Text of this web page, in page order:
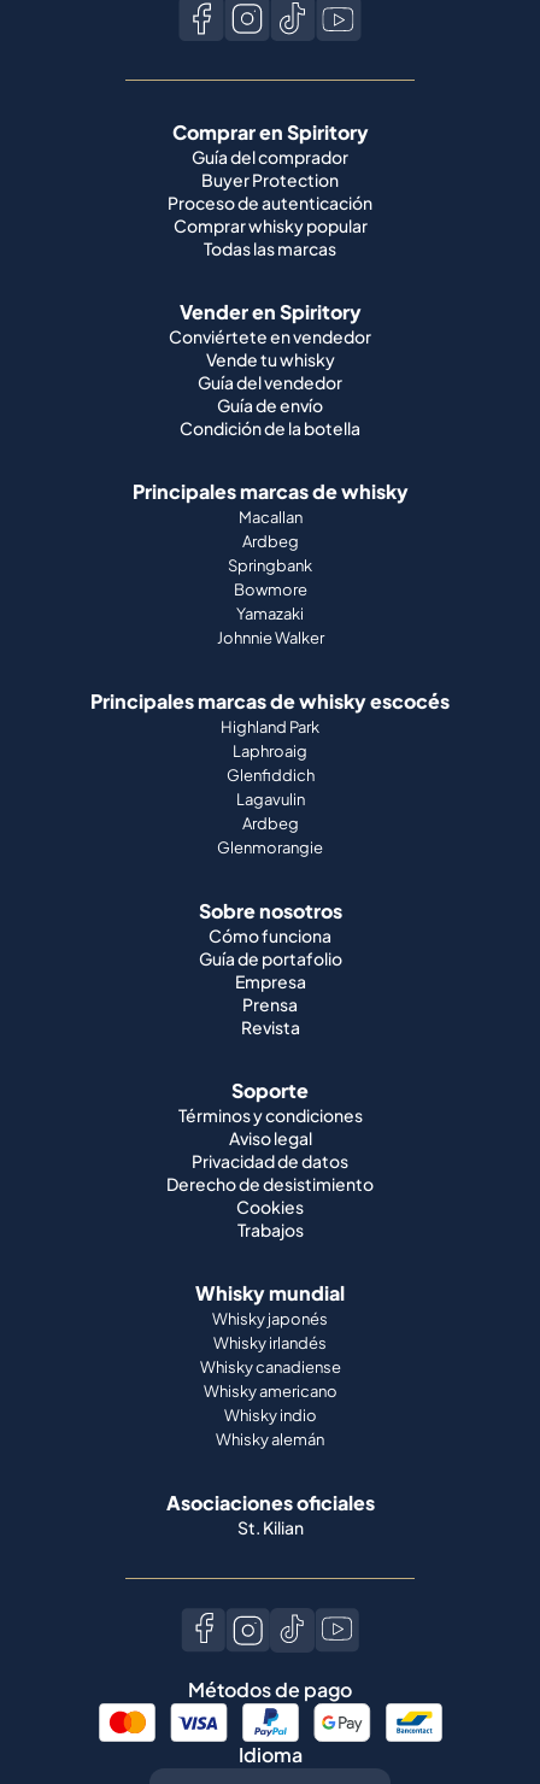
Comprar en Spiritory
Guía del comprador
Buyer Protection
Proceso de autenticación
Comprar whisky popular
Todas las marcas
Vender en Spiritory
Conviértete en vendedor
Vende tu whisky
Guía del vendedor
Guía de envío
Condición de la botella
Principales marcas de whisky
Macallan
Ardbeg
Springbank
Bowmore
Yamazaki
Johnnie Walker
Principales marcas de whisky escocés
Highland Park
Laphroaig
Glenfiddich
Lagavulin
Ardbeg
Glenmorangie
Sobre nosotros
Cómo funciona
Guía de portafolio
Empresa
Prensa
Revista
Soporte
Términos y condiciones
Aviso legal
Privacidad de datos
Derecho de desistimiento
Cookies
Trabajos
Whisky mundial
Whisky japonés
Whisky irlandés
Whisky canadiense
Whisky americano
Whisky indio
Whisky alemán
Asociaciones oficiales
St. Kilian
Métodos de pago
Idioma